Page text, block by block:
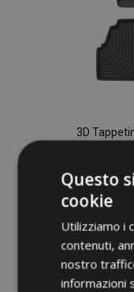
3D
Questo
cookie
Utilizziamo i
contenuti,
nostro
informazioni